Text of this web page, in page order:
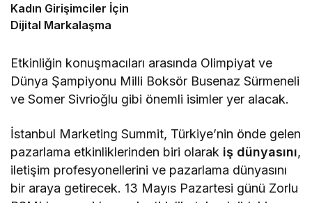
Kadın Girişimciler İçin
Dijital Markalaşma
Etkinliğin konuşmacıları arasında Olimpiyat ve
Dünya Şampiyonu Milli Boksör Busenaz Sürmeneli
ve Somer Sivrioğlu gibi önemli isimler yer alacak.
İstanbul Marketing Summit, Türkiye’nin önde gelen
pazarlama etkinliklerinden biri olarak iş dünyasını,
iletişim profesyonellerini ve pazarlama dünyasını
bir araya getirecek. 13 Mayıs Pazartesi günü Zorlu